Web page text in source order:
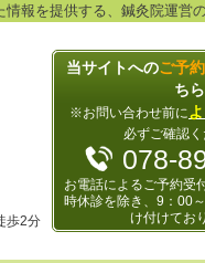
報を提供する、鍼灸院運営
歩2分
当サイトへのご予
ちら
※お問い合わせ前に
必ずご確認く
078-
お電話によるご予約受
時休診を除き、9：00
け付けてお